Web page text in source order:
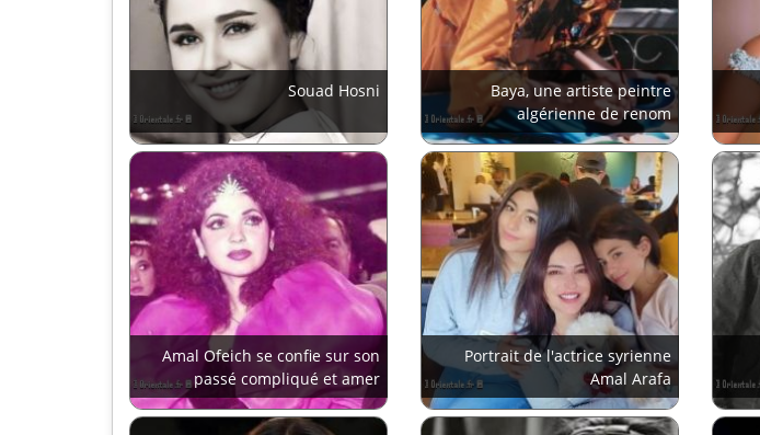
Souad Hosni
Baya, une artiste peintre
algérienne de renom
Amal Ofeich se confie sur son
passé compliqué et amer
Portrait de l'actrice syrienne
Amal Arafa